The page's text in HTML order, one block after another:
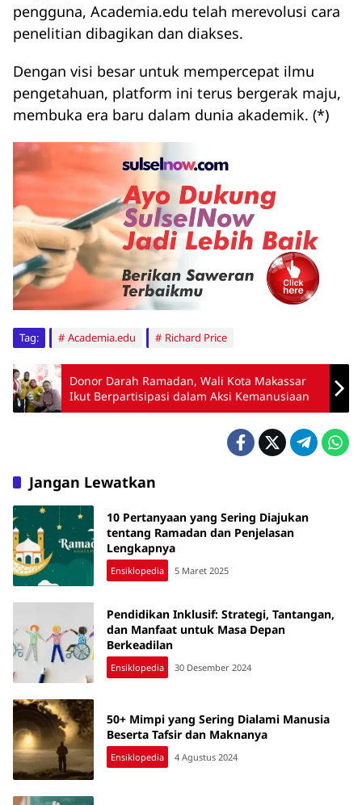
pengguna, Academia.edu telah merevolusi cara
penelitian dibagikan dan diakses.
Dengan visi besar untuk mempercepat ilmu
pengetahuan, platform ini terus bergerak maju,
membuka era baru dalam dunia akademik. (*)
Tag: Academia.edu Richard Price
Donor Darah Ramadan, Wali Kota Makassar
Ikut Berpartisipasi dalam Aksi Kemanusiaan
Jangan Lewatkan
10 Pertanyaan yang Sering Diajukan
tentang Ramadan dan Penjelasan
Lengkapnya
Ensiklopedia 5 Maret 2025
Pendidikan Inklusif: Strategi, Tantangan,
dan Manfaat untuk Masa Depan
Berkeadilan
Ensiklopedia 30 Desember 2024
50+ Mimpi yang Sering Dialami Manusia
Beserta Tafsir dan Maknanya
Ensiklopedia 4 Agustus 2024